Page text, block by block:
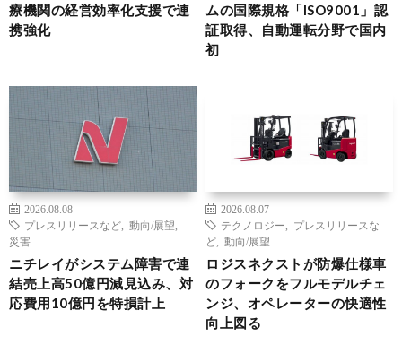
療機関の経営効率化支援で連
携強化
ムの国際規格「ISO9001」認
証取得、自動運転分野で国内
初
2026.08.08
プレスリリースなど
動向/展望
災害
ニチレイがシステム障害で連
結売上高50億円減見込み、対
応費用10億円を特損計上
2026.08.07
テクノロジー
プレスリリースな
ど
動向/展望
ロジスネクストが防爆仕様車
のフォークをフルモデルチェ
ンジ、オペレーターの快適性
向上図る